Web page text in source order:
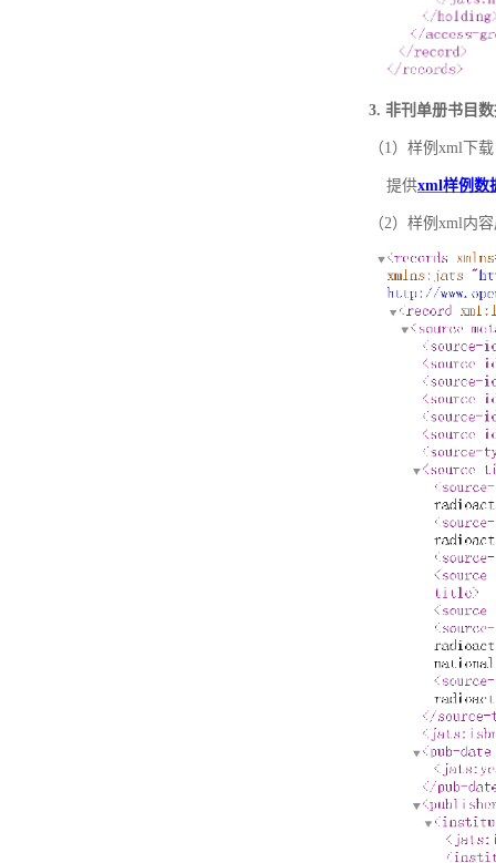
3. 非刊单册书目
（1）样例xml下载
提供xml样例数
（2）样例xml内